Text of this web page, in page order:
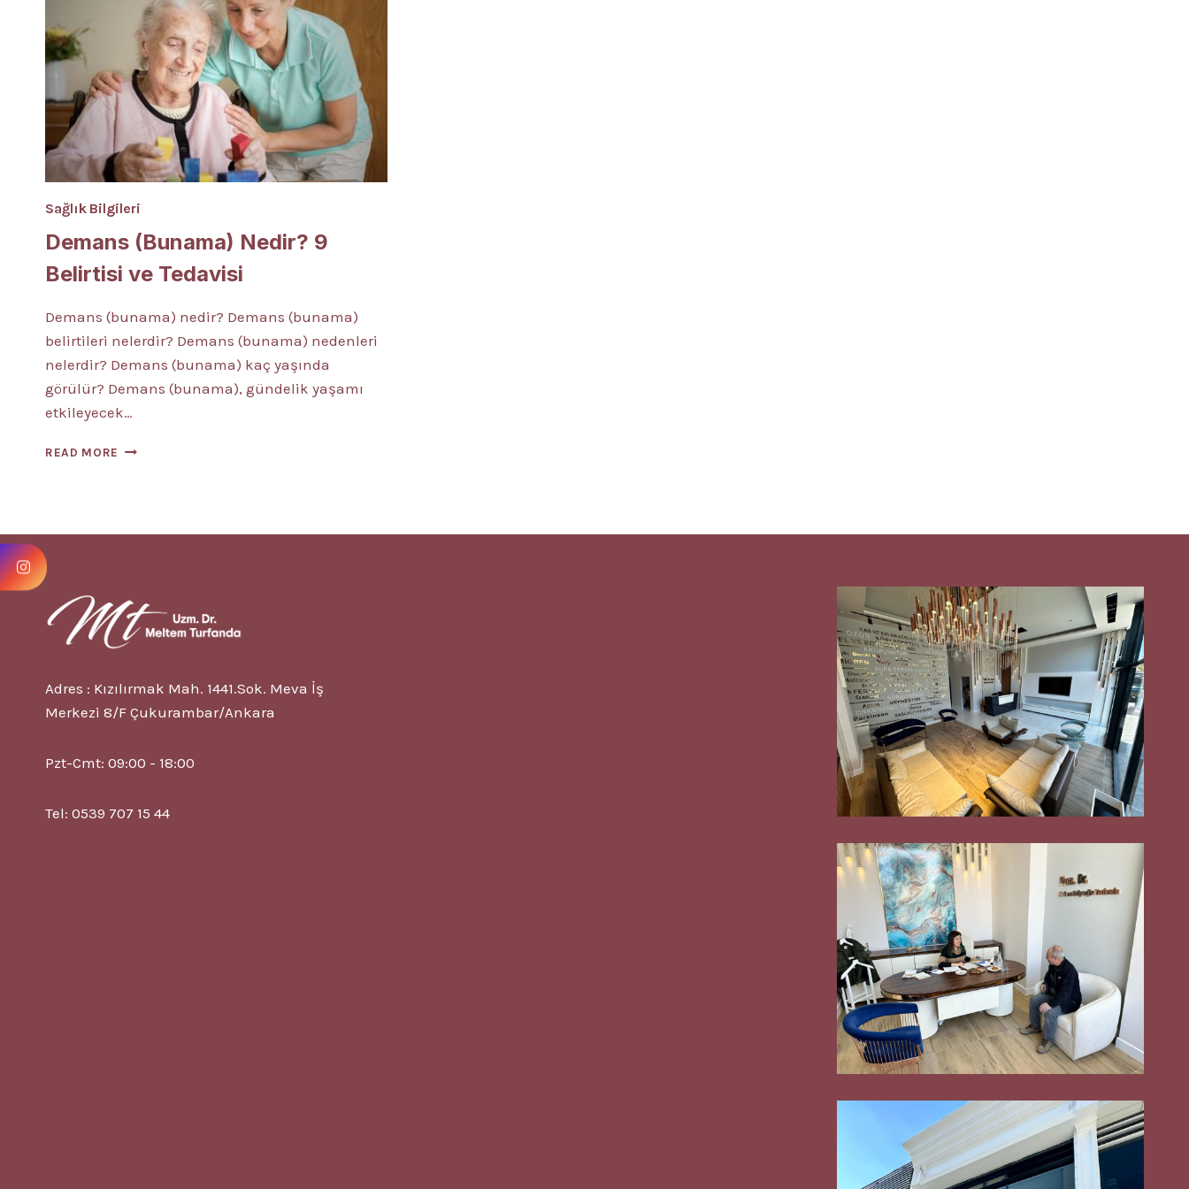
Sağlık Bilgileri
Demans (Bunama) Nedir? 9
Belirtisi ve Tedavisi
Demans (bunama) nedir? Demans (bunama)
belirtileri nelerdir? Demans (bunama) nedenleri
nelerdir? Demans (bunama) kaç yaşında
görülür? Demans (bunama), gündelik yaşamı
etkileyecek…
READ MORE DEMANS
Adres : Kızılırmak Mah. 1441.Sok. Meva İş
Merkezi 8/F Çukurambar/Ankara
Pzt-Cmt: 09:00 - 18:00
Tel: 0539 707 15 44